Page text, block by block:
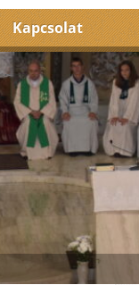
Kapcsolat